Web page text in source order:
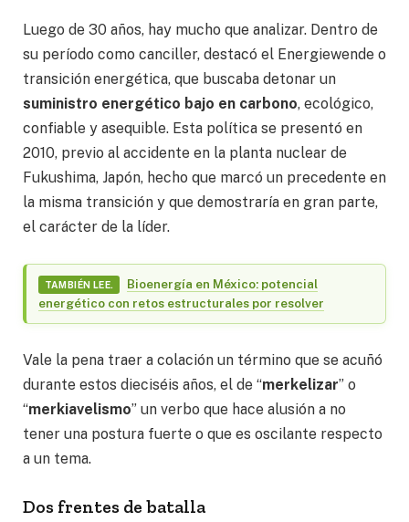
Luego de 30 años, hay mucho que analizar. Dentro de
su período como canciller, destacó el Energiewende o
transición energética, que buscaba detonar un
suministro energético bajo en carbono, ecológico,
confiable y asequible. Esta política se presentó en
2010, previo al accidente en la planta nuclear de
Fukushima, Japón, hecho que marcó un precedente en
la misma transición y que demostraría en gran parte,
el carácter de la líder.
TAMBIÉN LEE.
Bioenergía en México: potencial
energético con retos estructurales por resolver
Vale la pena traer a colación un término que se acuñó
durante estos dieciséis años, el de “merkelizar” o
“merkiavelismo” un verbo que hace alusión a no
tener una postura fuerte o que es oscilante respecto
a un tema.
Dos frentes de batalla